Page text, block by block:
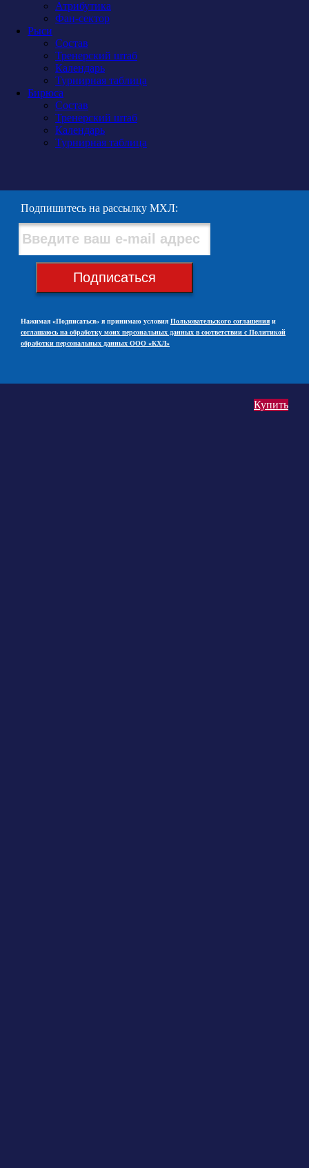
Купить
Атрибутика
Фан-сектор
Рыси
Состав
Тренерский штаб
Календарь
Турнирная таблица
Бирюса
Состав
Тренерский штаб
Календарь
Турнирная таблица
Подпишитесь на рассылку МХЛ:
Подписаться
Нажимая «Подписаться» я принимаю условия Пользовательского соглашения и
соглашаюсь на обработку моих персональных данных в соответствии с Политикой
обработки персональных данных ООО «КХЛ»